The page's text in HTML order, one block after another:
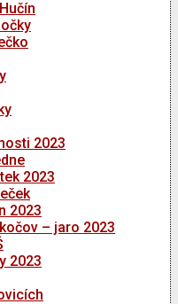
2023
2023
2023
– jaro 2023
2023